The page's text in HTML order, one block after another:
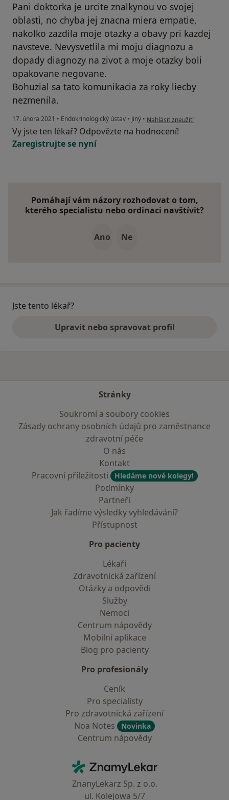
Pani doktorka je urcite znalkynou vo svojej
oblasti, no chyba jej znacna miera empatie,
nakolko zazdila moje otazky a obavy pri kazdej
navsteve. Nevysvetlila mi moju diagnozu a
dopady diagnozy na zivot a moje otazky boli
opakovane negovane.
Bohuzial sa tato komunikacia za roky liecby
nezmenila.
17. února 2021 • Endokrinologický ústav • Jiný • podle názoru uživatele S.T.
Nahlásit zneužití
Vy jste ten lékař? Odpovězte na hodnocení!
Zaregistrujte se nyní
Pomáhají vám názory rozhodovat o tom,
kterého specialistu nebo ordinaci navštívit?
Ano Ne
Jste tento lékař?
Upravit nebo spravovat profil
Stránky
Soukromí a soubory cookies
Zásady ochrany osobních údajů pro zaměstnance
zdravotní péče
O nás
Kontakt
Pracovní příležitosti
Hledáme nové kolegy!
Podmínky
Partneři
Jak řadíme výsledky vyhledávání?
Přístupnost
Pro pacienty
Lékaři
Zdravotnická zařízení
Otázky a odpovědi
Služby
Nemoci
Centrum nápovědy
Mobilní aplikace
Blog pro pacienty
Pro profesionály
Ceník
Pro specialisty
Pro zdravotnická zařízení
Noa Notes
Novinka
Centrum nápovědy
ZnamyLekar - Hlavní stránka
ZnanyLekarz Sp. z o.o.
ul. Kolejowa 5/7